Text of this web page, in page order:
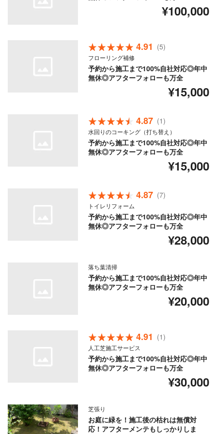
¥100,000
4.91 (5)
フローリング補修
予約から施工まで100%自社対応◎年中
無休◎アフターフォローも万全
¥15,000
4.87 (1)
水回りのコーキング（打ち替え）
予約から施工まで100%自社対応◎年中
無休◎アフターフォローも万全
¥15,000
4.87 (7)
トイレリフォーム
予約から施工まで100%自社対応◎年中
無休◎アフターフォローも万全
¥28,000
落ち葉清掃
予約から施工まで100%自社対応◎年中
無休◎アフターフォローも万全
¥20,000
4.91 (1)
人工芝施工サービス
予約から施工まで100%自社対応◎年中
無休◎アフターフォローも万全
¥30,000
芝張り
お庭に緑を！施工後の枯れは無償対
応！アフターメンテもしっかりしま